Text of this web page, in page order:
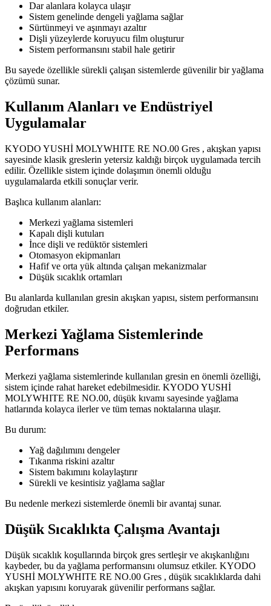
Dar alanlara kolayca ulaşır
Sistem genelinde dengeli yağlama sağlar
Sürtünmeyi ve aşınmayı azaltır
Dişli yüzeylerde koruyucu film oluşturur
Sistem performansını stabil hale getirir
Bu sayede özellikle sürekli çalışan sistemlerde güvenilir bir yağlama
çözümü sunar.
Kullanım Alanları ve Endüstriyel
Uygulamalar
KYODO YUSHİ MOLYWHITE RE NO.00 Gres , akışkan yapısı
sayesinde klasik greslerin yetersiz kaldığı birçok uygulamada tercih
edilir. Özellikle sistem içinde dolaşımın önemli olduğu
uygulamalarda etkili sonuçlar verir.
Başlıca kullanım alanları:
Merkezi yağlama sistemleri
Kapalı dişli kutuları
İnce dişli ve redüktör sistemleri
Otomasyon ekipmanları
Hafif ve orta yük altında çalışan mekanizmalar
Düşük sıcaklık ortamları
Bu alanlarda kullanılan gresin akışkan yapısı, sistem performansını
doğrudan etkiler.
Merkezi Yağlama Sistemlerinde
Performans
Merkezi yağlama sistemlerinde kullanılan gresin en önemli özelliği,
sistem içinde rahat hareket edebilmesidir. KYODO YUSHİ
MOLYWHITE RE NO.00, düşük kıvamı sayesinde yağlama
hatlarında kolayca ilerler ve tüm temas noktalarına ulaşır.
Bu durum:
Yağ dağılımını dengeler
Tıkanma riskini azaltır
Sistem bakımını kolaylaştırır
Sürekli ve kesintisiz yağlama sağlar
Bu nedenle merkezi sistemlerde önemli bir avantaj sunar.
Düşük Sıcaklıkta Çalışma Avantajı
Düşük sıcaklık koşullarında birçok gres sertleşir ve akışkanlığını
kaybeder, bu da yağlama performansını olumsuz etkiler. KYODO
YUSHİ MOLYWHITE RE NO.00 Gres , düşük sıcaklıklarda dahi
akışkan yapısını koruyarak güvenilir performans sağlar.